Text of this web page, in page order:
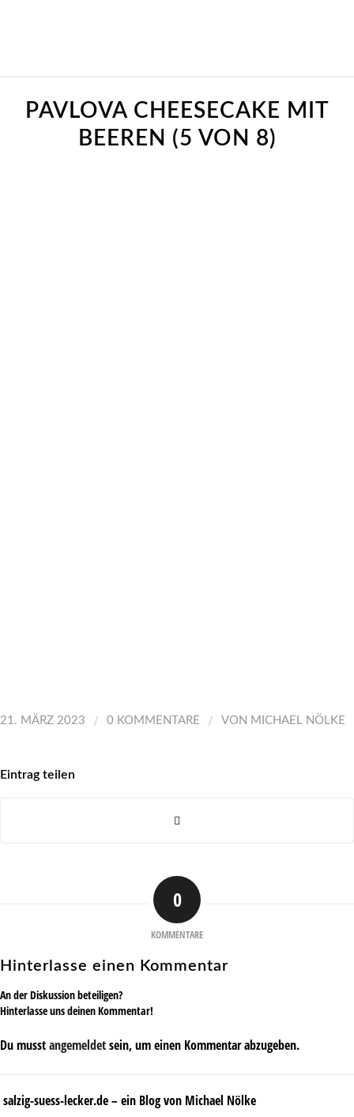
PAVLOVA CHEESECAKE MIT
BEEREN (5 VON 8)
21. MÄRZ 2023 / 0 KOMMENTARE / VON MICHAEL NÖLKE
Eintrag teilen
0
KOMMENTARE
Hinterlasse einen Kommentar
An der Diskussion beteiligen?
Hinterlasse uns deinen Kommentar!
Du musstangemeldetsein, um einen Kommentar abzugeben.
salzig-suess-lecker.de – ein Blog von Michael Nölke